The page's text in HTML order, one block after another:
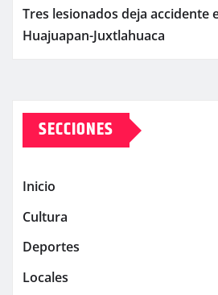
Tres lesionados deja accidente
Huajuapan-Juxtlahuaca
SECCIONES
Inicio
Cultura
Deportes
Locales